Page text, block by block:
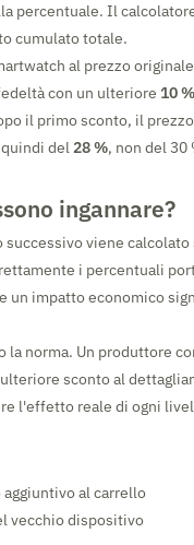
percentuale. Il
cumulato totale.
al prezzo
con un ulteriore 10 %
il primo sconto, il
del 28 %, non del
ingannare?
viene calcolato
i percentuali
un impatto economico
la norma. Un produttore
sconto al
l'effetto reale di ogni
al carrello
vecchio dispositivo